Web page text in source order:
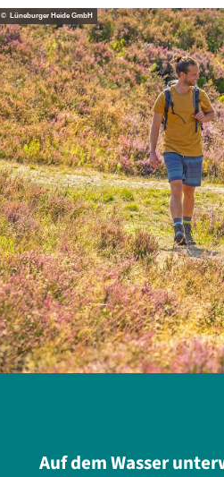
© Lüneburger Heide GmbH
Auf dem Wasser